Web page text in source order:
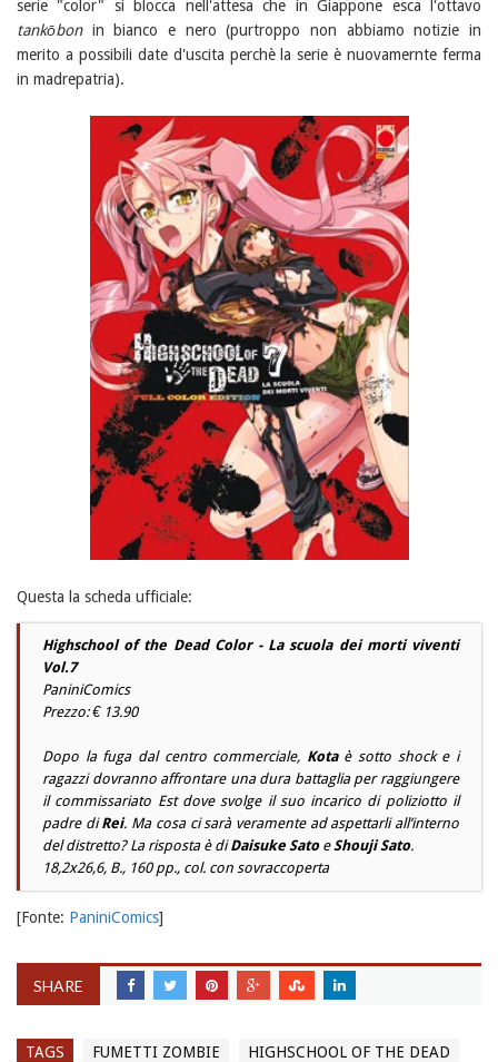
serie "color" si blocca nell'attesa che in Giappone esca l'ottavo
tankōbonin bianco e nero (purtroppo non abbiamo notizie in
merito a possibili date d'uscita perchè la serie è nuovamernte ferma
in madrepatria).
Questa la scheda ufficiale:
Highschool of the Dead Color - La scuola dei morti viventi
Vol.7
PaniniComics
Prezzo: € 13.90
Dopo la fuga dal centro commerciale, Kotaè sotto shock e i
ragazzi dovranno affrontare una dura battaglia per raggiungere
il commissariato Est dove svolge il suo incarico di poliziotto il
padre diRei. Ma cosa ci sarà veramente ad aspettarli all’interno
del distretto? La risposta è diDaisuke Satoe Shouji Sato.
18,2x26,6, B., 160 pp., col. con sovraccoperta
[Fonte: PaniniComics]
SHARE
TAGS FUMETTI ZOMBIE
HIGHSCHOOL OF THE DEAD